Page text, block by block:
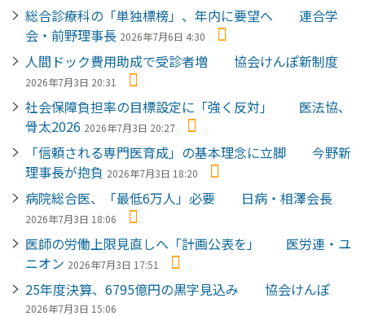
総合診療科の「単独標榜」、年内に要望へ 連合学
会・前野理事長 2026年7月6日 4:30
人間ドック費用助成で受診者増 協会けんぽ新制度
2026年7月3日 20:31
社会保障負担率の目標設定に「強く反対」 医法協、
骨太2026 2026年7月3日 20:27
「信頼される専門医育成」の基本理念に立脚 今野新
理事長が抱負 2026年7月3日 18:20
病院総合医、「最低6万人」必要 日病・相澤会長
2026年7月3日 18:06
医師の労働上限見直しへ「計画公表を」 医労連・ユ
ニオン 2026年7月3日 17:51
25年度決算、6795億円の黒字見込み 協会けんぽ
2026年7月3日 15:06